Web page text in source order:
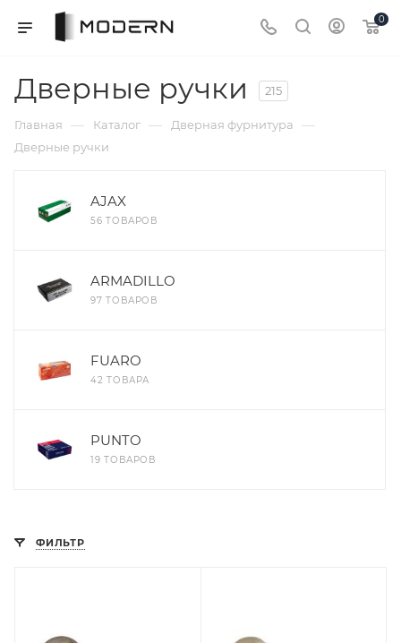
0
Дверные ручки 215
Главная — Каталог — Дверная фурнитура —
Дверные ручки
AJAX
56 ТОВАРОВ
ARMADILLO
97 ТОВАРОВ
FUARO
42 ТОВАРА
PUNTO
19 ТОВАРОВ
ФИЛЬТР